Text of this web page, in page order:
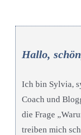
Hallo,
Ich bin Sylvia,
Coach und
die Frage
treiben mich